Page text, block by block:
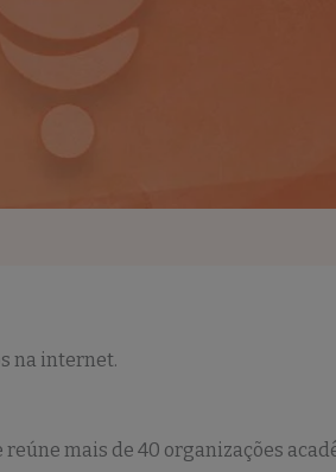
na internet.
mais de 40 organizações